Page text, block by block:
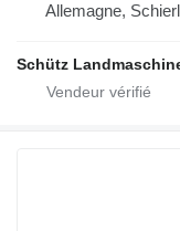
Allemagne,
Schütz